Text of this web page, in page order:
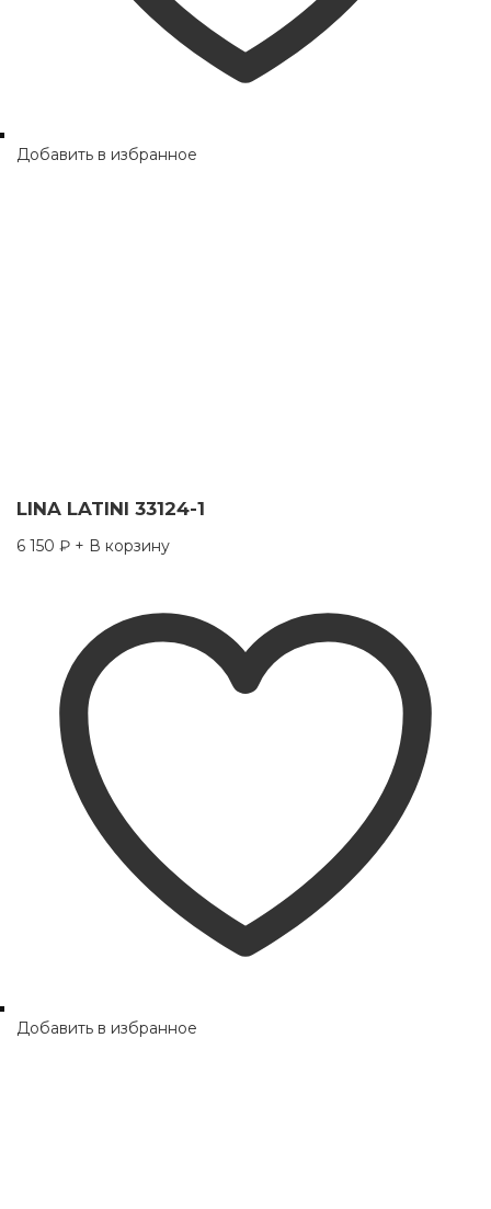
Добавить в избранное
LINA LATINI 33124-1
6 150 ₽ + В корзину
Добавить в избранное